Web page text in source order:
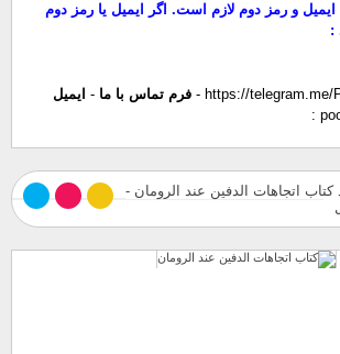
ایمیل و رمز دوم لازم است. اگر ایمیل یا رمز دوم
https://telegram.me/
- فرم تماس با ما - ایمیل
کتاب اتجاهات الدفين عند الرومان -